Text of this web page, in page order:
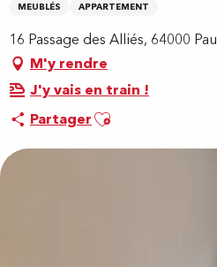
MEUBLÉS APPARTEMENT
16 Passage des Alliés, 64000 Pau
M'y rendre
J'y vais en train !
PartagerAjouter aux favoris